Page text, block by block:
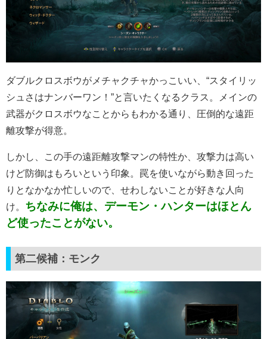
ダブルクロスボウがメチャクチャかっこいい、“スタイリッ
シュさはナンバーワン！”と言いたくなるクラス。メインの
武器がクロスボウなことからもわかる通り、圧倒的な遠距
離攻撃が得意。
しかし、この手の遠距離攻撃マンの特性か、攻撃力は高い
けど防御はもろいという印象。罠を使いながら動き回った
りとなかなか忙しいので、せわしないことが好きな人向
け。 ちなみに俺は、デーモン・ハンターはほとん
ど使ったことがない。
第二候補：モンク